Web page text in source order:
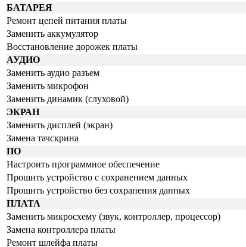
БАТАРЕЯ
Ремонт цепей питания платы
Заменить аккумулятор
Восстановление дорожек платы
АУДИО
Заменить аудио разъем
Заменить микрофон
Заменить динамик (слуховой)
ЭКРАН
Заменить дисплей (экран)
Замена тачскрина
ПО
Настроить программное обеспечение
Прошить устройство с сохранением данных
Прошить устройство без сохранения данных
ПЛАТА
Заменить микросхему (звук, контроллер, процессор)
Замена контроллера платы
Ремонт шлейфа платы